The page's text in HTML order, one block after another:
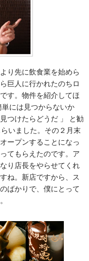
り先に飲食業を始めら
巨人に行かれたのちロ
す。物件を紹介してほ
には見つからないか
つけたらどうだ 」 と勧
いました。その２月末
ープンすることになっ
てもらえたのです。ア
り店長をやらせてくれ
ね。新店ですから、ス
ばかりで、僕にとって